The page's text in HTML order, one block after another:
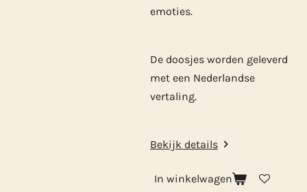
emoties.
De doosjes worden geleverd
met een Nederlandse
vertaling.
Bekijk details
In winkelwagen